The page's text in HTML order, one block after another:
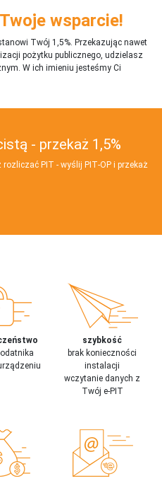
wsparcie!
Twój 1,5%. Przekazując nawet
pożytku publicznego, udzielasz
W ich imieniu jesteśmy Ci
- przekaż 1,5%
PIT - wyślij PIT‑OP i przekaż
szybkość
brak konieczności
instalacji
wczytanie danych z
Twój e-PIT